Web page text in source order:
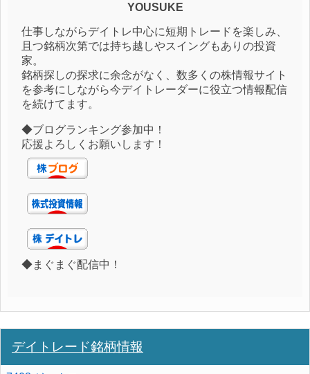
YOUSUKE
仕事しながらデイトレ中心に短期トレードを楽しみ、
且つ銘柄次第では持ち越しやスイングもありの投資
家。
銘柄探しの探求に余念がなく、数多くの株情報サイト
を参考にしながら今デイトレーダーに役立つ情報配信
を続けてます。
◆ブログランキング参加中！
応援よろしくお願いします！
◆まぐまぐ配信中！
デイトレード銘柄情報